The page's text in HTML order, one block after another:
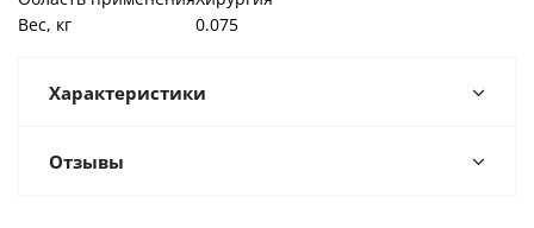
Вес, кг
0.075
Характеристики
Отзывы